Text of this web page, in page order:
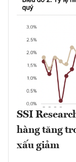
SSI
hàng tăng
xấu giảm